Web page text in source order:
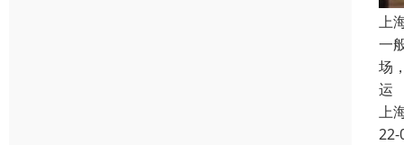
上
一
场
运
上
22-